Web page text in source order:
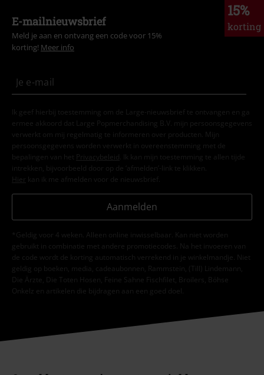
15%
korting
E-mailnieuwsbrief
Meld je aan en ontvang een code voor 15%
korting! Meer info
Ik geef hierbij toestemming om de Large-nieuwsbrief te ontvangen en ga
ermee akkoord dat Large Popmerchandising B.V. mijn persoonsgegevens
verwerkt om mij regelmatig te informeren over producten. Mijn
persoonsgegevens worden verwerkt in overeenstemming met de
bepalingen van het
Privacybeleid . Ik kan mijn toestemming te allen tijde
intrekken, bijvoorbeeld door op de ‘afmelden’-link te klikken.
Hier kan ik me afmelden voor de nieuwsbrief.
Aanmelden
*Geldig voor 4 weken. Alleen online inwisselbaar. Kan niet worden
gebruikt in combinatie met andere promotiecodes. Na het invoeren van
de code wordt de korting automatisch verrekend in je winkelmandje. Niet
geldig op boeken, media, cadeaubonnen, Rammstein, (Till) Lindemann,
Die Ärzte, Die Toten Hosen, Feine Sahne Fischfilet, Broilers, Böhse
Onkelz en artikelen die bijdragen aan een goed doel.